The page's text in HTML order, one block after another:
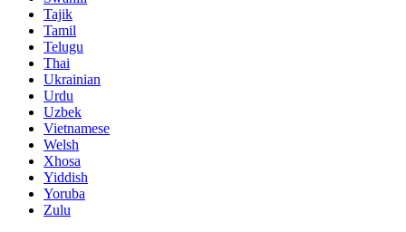
Tajik
Tamil
Telugu
Thai
Ukrainian
Urdu
Uzbek
Vietnamese
Welsh
Xhosa
Yiddish
Yoruba
Zulu